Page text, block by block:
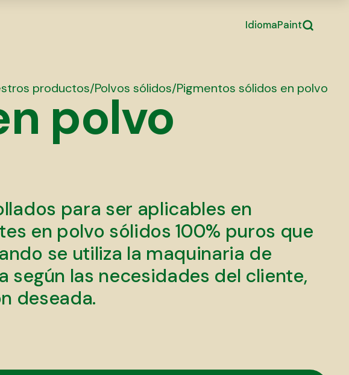
IdiomaPaint
polvo
productos/Polvos sólidos/Pigmentos sólidos en polvo
para ser aplicables en
en polvo sólidos 100% puros que
se utiliza la maquinaria de
las necesidades del cliente,
deseada.